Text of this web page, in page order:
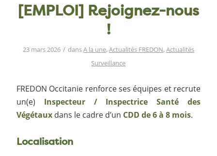
[EMPLOI] Rejoignez-nous
!
23 mars 2026 / dansA la une, Actualités FREDON, Actualités
Surveillance
FREDON Occitanie renforce ses équipes et recrute
un(e) Inspecteur / Inspectrice Santé des
Végétauxdans le cadre d’un CDD de 6 à 8 mois.
Localisation